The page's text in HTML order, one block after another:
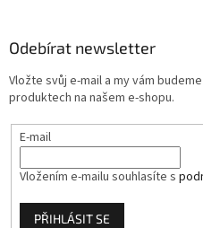
Odebírat newsletter
Vložte svůj e-mail a my vám
produktech na našem e-shopu.
E-mail
Vložením e-mailu souhlasíte s
PŘIHLÁSIT SE